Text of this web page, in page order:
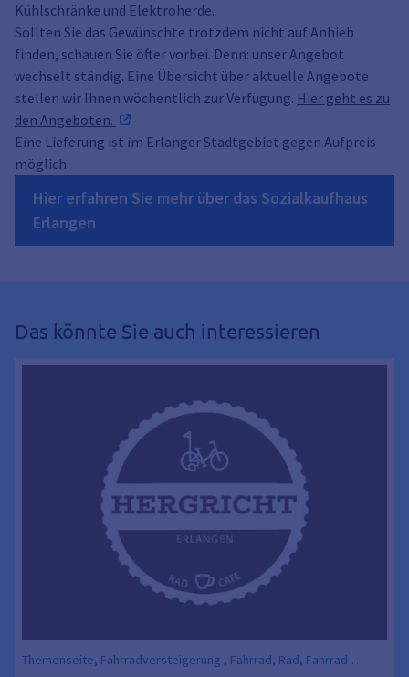
Kühlschränke und Elektroherde.
Sollten Sie das Gewünschte trotzdem nicht auf Anhieb
finden, schauen Sie öfter vorbei. Denn: unser Angebot
wechselt ständig. Eine Übersicht über aktuelle Angebote
stellen wir Ihnen wöchentlich zur Verfügung. Hier geht es zu
den Angeboten.
Eine Lieferung ist im Erlanger Stadtgebiet gegen Aufpreis
möglich.
Hier erfahren Sie mehr über das Sozialkaufhaus
Erlangen
Das könnte Sie auch interessieren
Themenseite, Fahrradversteigerung , Fahrrad, Rad, Fahrrad-